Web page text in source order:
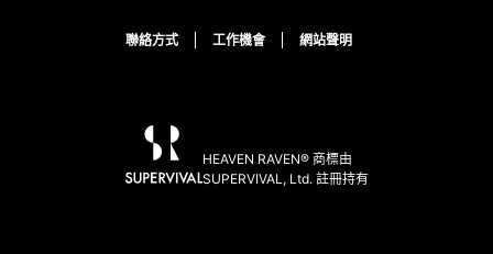
聯絡方式 工作機會 網站聲明
HEAVEN RAVEN® 商標由
SUPERVIVAL, Ltd. 註冊持有